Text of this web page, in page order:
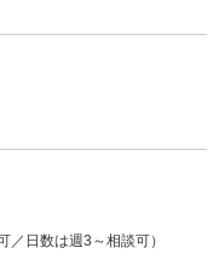
／日数は週3～相談可）